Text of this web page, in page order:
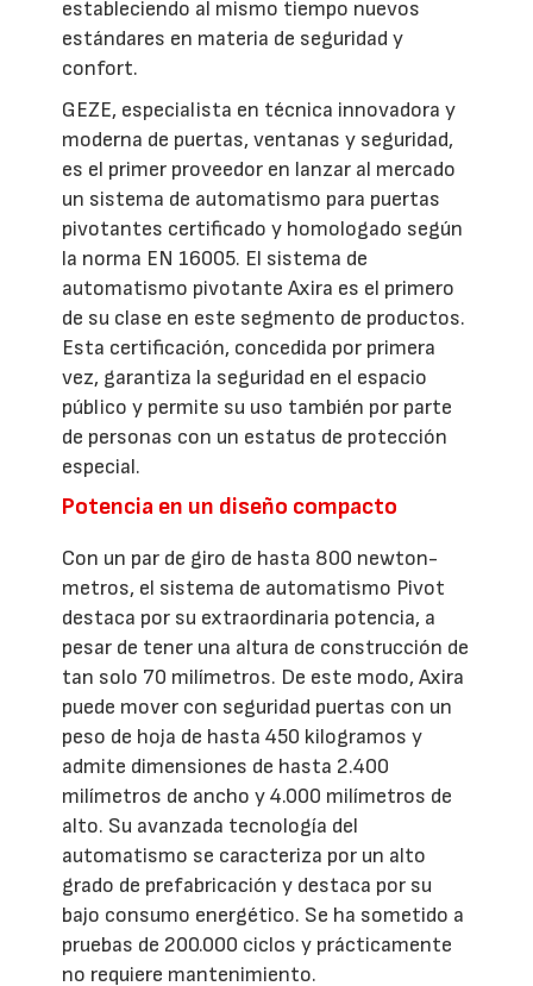
estableciendo al mismo tiempo nuevos
estándares en materia de seguridad y
confort.
GEZE, especialista en técnica innovadora y
moderna de puertas, ventanas y seguridad,
es el primer proveedor en lanzar al mercado
un sistema de automatismo para puertas
pivotantes certificado y homologado según
la norma EN 16005. El sistema de
automatismo pivotante Axira es el primero
de su clase en este segmento de productos.
Esta certificación, concedida por primera
vez, garantiza la seguridad en el espacio
público y permite su uso también por parte
de personas con un estatus de protección
especial.
Potencia en un diseño compacto
Con un par de giro de hasta 800 newton-
metros, el sistema de automatismo Pivot
destaca por su extraordinaria potencia, a
pesar de tener una altura de construcción de
tan solo 70 milímetros. De este modo, Axira
puede mover con seguridad puertas con un
peso de hoja de hasta 450 kilogramos y
admite dimensiones de hasta 2.400
milímetros de ancho y 4.000 milímetros de
alto. Su avanzada tecnología del
automatismo se caracteriza por un alto
grado de prefabricación y destaca por su
bajo consumo energético. Se ha sometido a
pruebas de 200.000 ciclos y prácticamente
no requiere mantenimiento.